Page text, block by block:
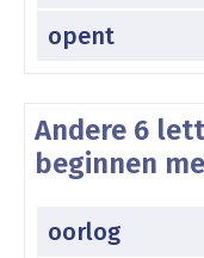
opent
Andere 6
beginnen
oorlog